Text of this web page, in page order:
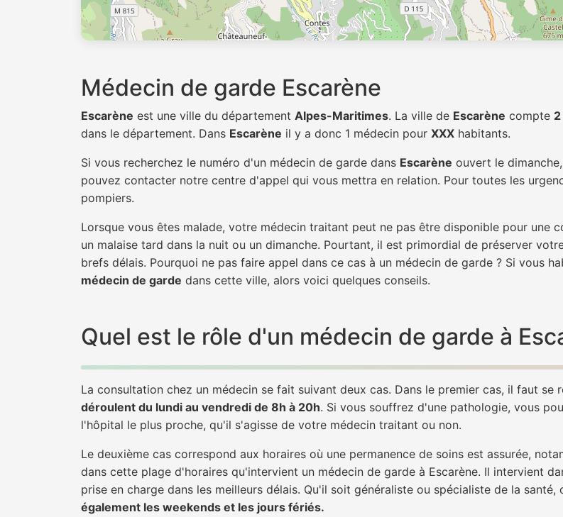
Médecin de garde Escarène
Escarène est une ville du département Alpes-Maritimes. La ville de Escarène compte
dans le département. Dans Escarène il y a donc 1 médecin pour XXX habitants.
Si vous recherchez le numéro d'un médecin de garde dans Escarène ouvert le
pouvez contacter notre centre d'appel qui vous mettra en relation. Pour toutes les
pompiers.
Lorsque vous êtes malade, votre médecin traitant peut ne pas être disponible pour une
un malaise tard dans la nuit ou un dimanche. Pourtant, il est primordial de préserver
brefs délais. Pourquoi ne pas faire appel dans ce cas à un médecin de garde ? Si vous
médecin de garde dans cette ville, alors voici quelques conseils.
Quel est le rôle d'un médecin de garde à
La consultation chez un médecin se fait suivant deux cas. Dans le premier cas, il faut se
déroulent du lundi au vendredi de 8h à 20h. Si vous souffrez d'une pathologie, vous
l'hôpital le plus proche, qu'il s'agisse de votre médecin traitant ou non.
Le deuxième cas correspond aux horaires où une permanence de soins est assurée,
dans cette plage d'horaires qu'intervient un médecin de garde à Escarène. Il intervient
prise en charge dans les meilleurs délais. Qu'il soit généraliste ou spécialiste de la santé,
également les weekends et les jours fériés.